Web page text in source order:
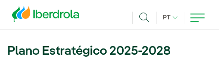
PT IDIOMA ATUAL,
Plano Estratégico 2025-2028